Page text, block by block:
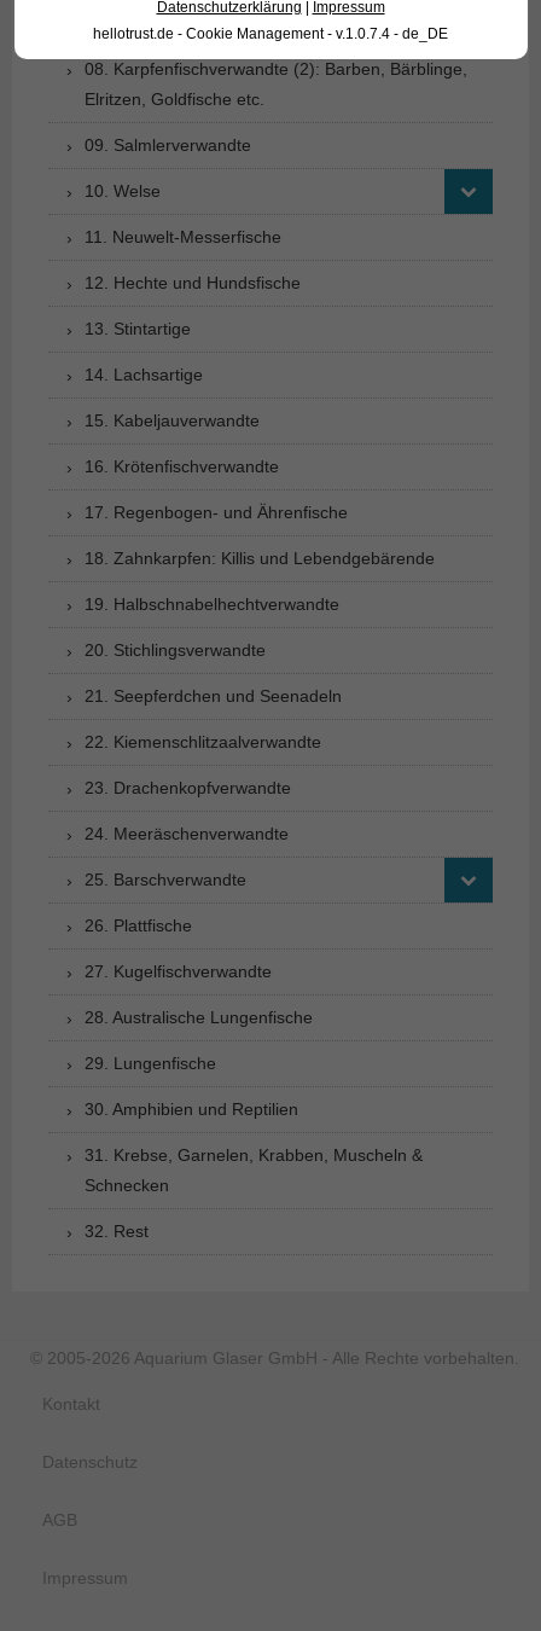
08. Karpfenfischverwandte (2): Barben, Bärblinge,
Elritzen, Goldfische etc.
09. Salmlerverwandte
10. Welse
11. Neuwelt-Messerfische
12. Hechte und Hundsfische
13. Stintartige
14. Lachsartige
15. Kabeljauverwandte
16. Krötenfischverwandte
17. Regenbogen- und Ährenfische
18. Zahnkarpfen: Killis und Lebendgebärende
19. Halbschnabelhechtverwandte
20. Stichlingsverwandte
21. Seepferdchen und Seenadeln
22. Kiemenschlitzaalverwandte
23. Drachenkopfverwandte
24. Meeräschenverwandte
25. Barschverwandte
26. Plattfische
27. Kugelfischverwandte
28. Australische Lungenfische
29. Lungenfische
30. Amphibien und Reptilien
31. Krebse, Garnelen, Krabben, Muscheln &
Schnecken
32. Rest
© 2005-2026 Aquarium Glaser GmbH - Alle Rechte vorbehalten.
Kontakt
Datenschutz
AGB
Impressum
Datenschutzerklärung
Impressum
hellotrust.de - Cookie Management - v.1.0.7.4 - de_DE